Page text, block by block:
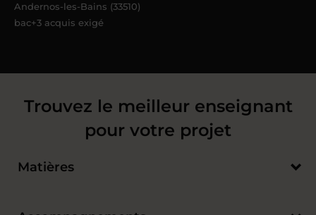
Andernos-les-Bains (33510)
bac+3 acquis exigé
Trouvez le meilleur enseignant
pour votre projet
Matières